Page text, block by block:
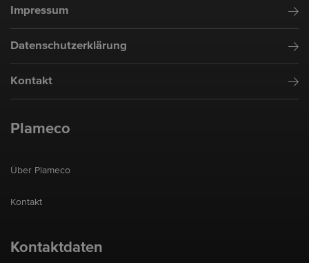
Impressum
Datenschutzerklärung
Kontakt
Plameco
Über Plameco
Kontakt
Kontaktdaten